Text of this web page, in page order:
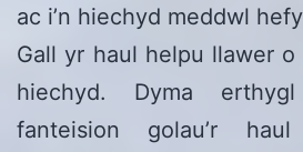
ac i’n hiechyd meddwl
Gall yr haul helpu llawer
hiechyd. Dyma
fanteision golau’r